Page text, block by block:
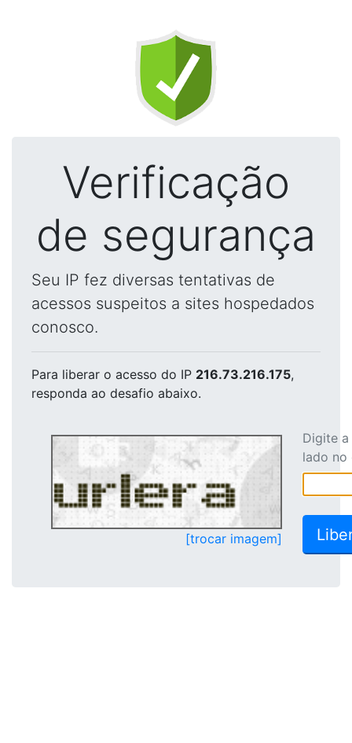
Verificação
de segurança
Seu IP fez diversas tentativas de
acessos suspeitos a sites hospedados
conosco.
Para liberar o acesso do IP 216.73.216.175,
responda ao desafio abaixo.
[trocar imagem]
Digite
lado no